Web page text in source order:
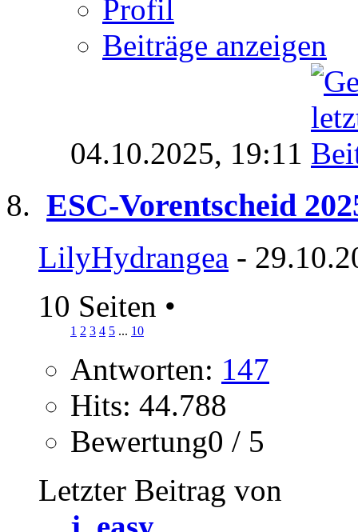
Profil
Beiträge anzeigen
04.10.2025, 19:11
ESC-Vorentscheid
LilyHydrangea -
10 Seiten •
1 2 3 4 5 ... 10
Antworten: 147
Hits: 44.788
Bewertung0 / 5
Letzter Beitrag von